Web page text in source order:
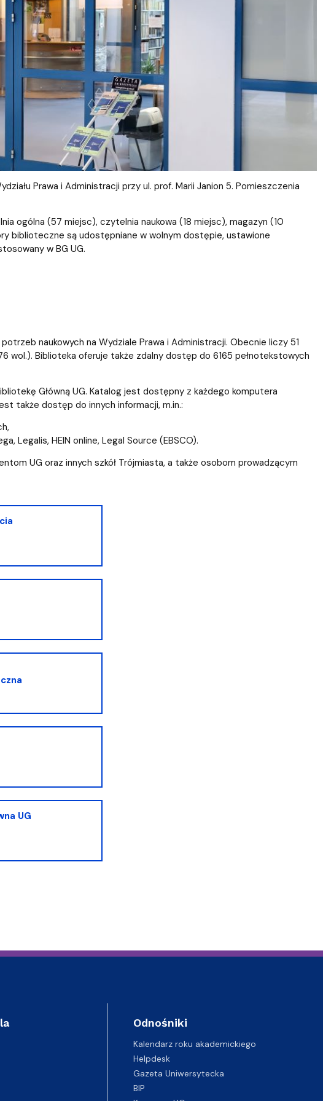
Prawa i Administracji przy ul. prof. Marii Janion 5. Pomieszczenia
ogólna (57 miejsc), czytelnia naukowa (18 miejsc), magazyn (10
biblioteczne są udostępniane w wolnym dostępie, ustawione
w BG UG.
naukowych na Wydziale Prawa i Administracji. Obecnie liczy 51
wol.). Biblioteka oferuje także zdalny dostęp do 6165 pełnotekstowych
Główną UG. Katalog jest dostępny z każdego komputera
także dostęp do innych informacji, m.in.:
Legalis, HEIN online, Legal Source (EBSCO).
UG oraz innych szkół Trójmiasta, a także osobom prowadzącym
UG
Odnośniki
Kalendarz roku akademickiego
Helpdesk
Gazeta Uniwersytecka
BIP